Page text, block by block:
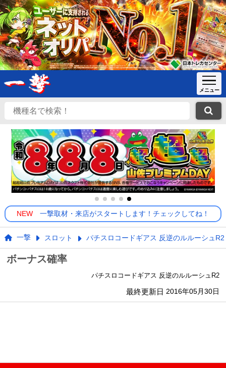
NEW 一撃取材・来店がスタートします！チェックしてね！
一撃 スロット パチスロコードギアス 反逆のルルーシュR2
ボーナス確率
パチスロコードギアス 反逆のルルーシュR2
最終更新日 2016年05月30日